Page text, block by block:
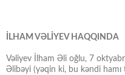
İLHAM VƏLİYEV HAQQINDA
Vəliyev İlham Əli oğlu, 7
Əlibəyi (yəqin ki, bu kəndi hamı